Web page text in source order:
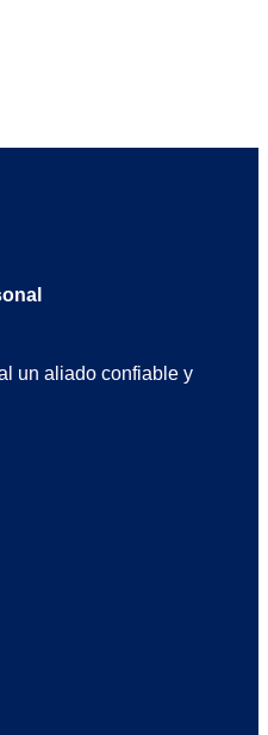
un aliado confiable y